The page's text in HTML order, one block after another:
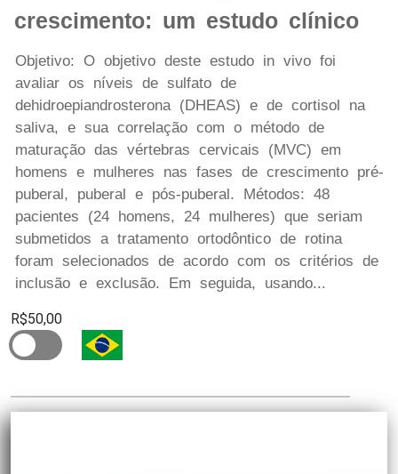
crescimento: um estudo clínico
Objetivo: O objetivo deste estudo in vivo foi
avaliar os níveis de sulfato de
dehidroepiandrosterona (DHEAS) e de cortisol na
saliva, e sua correlação com o método de
maturação das vértebras cervicais (MVC) em
homens e mulheres nas fases de crescimento pré-
puberal, puberal e pós-puberal. Métodos: 48
pacientes (24 homens, 24 mulheres) que seriam
submetidos a tratamento ortodôntico de rotina
foram selecionados de acordo com os critérios de
inclusão e exclusão. Em seguida, usando...
R$50,00